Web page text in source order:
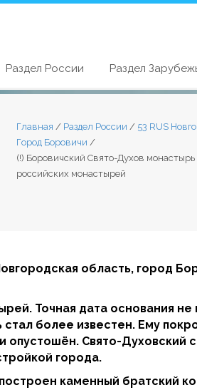
Раздел России Раздел
Главная / Раздел России / 53 RUS
Город Боровичи /
(!) Боровичский Свято-Духов
российских монастырей
область, город
Точная дата основания не
более известен. Ему
опустошён. Свято-Духовский
города.
каменный братский